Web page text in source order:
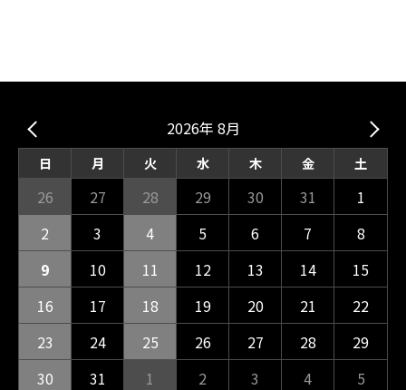
2026年 8月
日 月 火 水 木 金 土
26 27 28 29 30 31
1
2
3 4 5 6 7
8
9
10 11 12 13 14
15
16
17 18 19 20 21
22
23
24 25 26 27 28
29
30
31 1 2 3 4 5